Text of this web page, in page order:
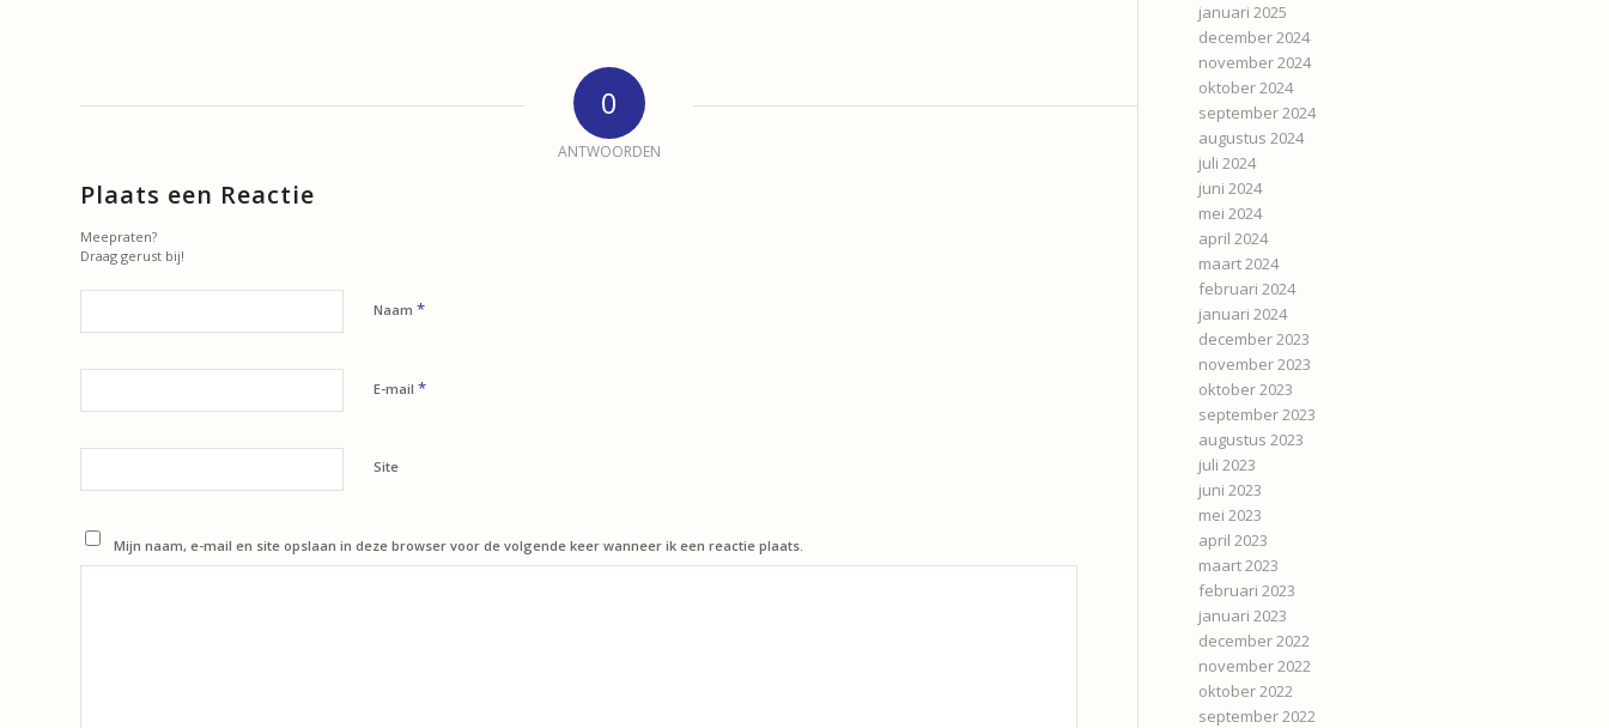
0
ANTWOORDEN
Plaats een Reactie
Meepraten?
Draag gerust bij!
Naam *
E-mail *
Site
Mijn naam, e-mail en site opslaan in deze browser voor de volgende keer wanneer ik een reactie plaats.
januari 2025
december 2024
november 2024
oktober 2024
september 2024
augustus 2024
juli 2024
juni 2024
mei 2024
april 2024
maart 2024
februari 2024
januari 2024
december 2023
november 2023
oktober 2023
september 2023
augustus 2023
juli 2023
juni 2023
mei 2023
april 2023
maart 2023
februari 2023
januari 2023
december 2022
november 2022
oktober 2022
september 2022